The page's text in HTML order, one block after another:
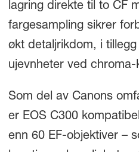
lagring direkte til to CF
fargesampling sikrer
økt detaljrikdom, i
ujevnheter ved chroma-
Som del av Canons
er EOS C300
enn 60 EF-objektiver –